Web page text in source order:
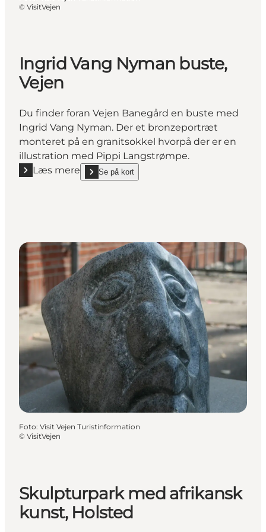
© VisitVejen
Ingrid Vang Nyman buste,
Vejen
Du finder foran Vejen Banegård en buste med
Ingrid Vang Nyman. Der et bronzeportræt
monteret på en granitsokkel hvorpå der er en
illustration med Pippi Langstrømpe.
Læs mere
Læs mere "Ingrid Vang Nyman buste, Vejen"
Se på kort
show Ingrid Vang Nyman buste, Vejen on_map
Foto: Visit Vejen Turistinformation
© VisitVejen
Skulpturpark med afrikansk
kunst, Holsted